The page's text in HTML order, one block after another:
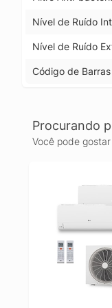
Nível de Ruído
Nível de Ruído
Código de Barras
Procurando
Você pode